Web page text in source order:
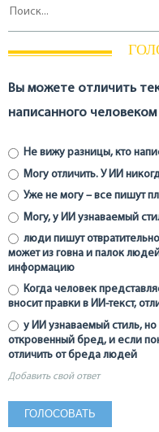
Вы можете отличить
написанного человеком
Не вижу разницы, кто
Могу отличить. У ИИ
Уже не могу – все пишут
Могу, у ИИ узнаваемый
люди пишут
может из говна и палок
информацию
Когда человек
вносит правки в ИИ-текст,
у ИИ узнаваемый стиль,
откровенный бред, и если
отличить от бреда людей
Добавить свой ответ